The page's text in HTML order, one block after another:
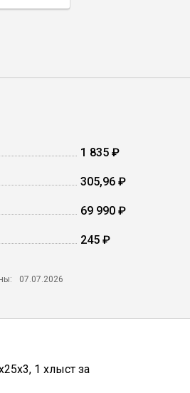
изделия
1 835 ₽
305,96 ₽
69 990 ₽
245 ₽
07.07.2026
, 1 хлыст за